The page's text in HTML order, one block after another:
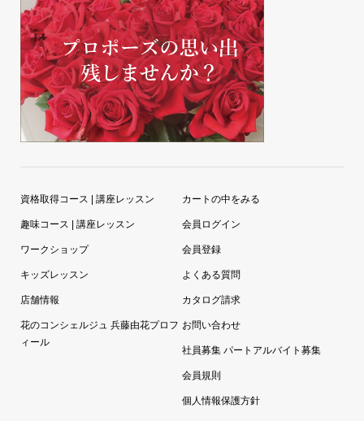
資格取得コース | 講座レッスン
趣味コース | 講座レッスン
ワークショップ
キッズレッスン
店舗情報
花のコンシェルジュ 兵藤由花プロフ
ィール
カートの中をみる
会員ログイン
会員登録
よくある質問
カタログ請求
お問い合わせ
社員募集 パートアルバイト募集
会員規則
個人情報保護方針